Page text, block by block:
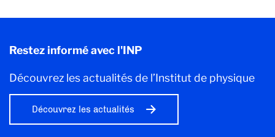
Restez informé avec l'INP
Découvrez les actualités de l’Institut de physique
Découvrez les actualités